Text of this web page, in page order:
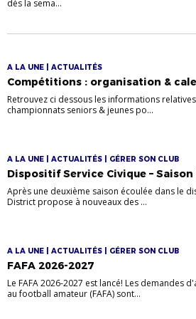
dès la sema...
A LA UNE | ACTUALITÉS
Compétitions : organisation &
Retrouvez ci dessous les informations
championnats seniors & jeunes po...
A LA UNE | ACTUALITÉS | GÉRER SON CLUB
Dispositif Service Civique – Saison
Après une deuxième saison écoulée dans le
District propose à nouveaux des ...
A LA UNE | ACTUALITÉS | GÉRER SON CLUB
FAFA 2026-2027
Le FAFA 2026-2027 est lancé! Les demandes
au football amateur (FAFA) sont...